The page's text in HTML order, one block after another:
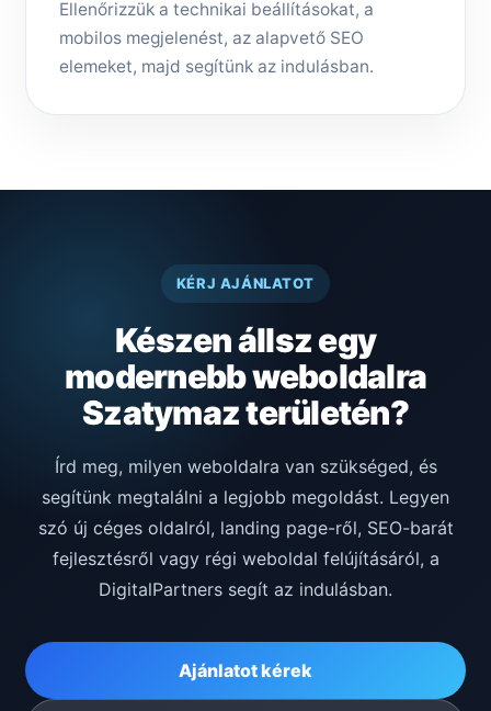
Ellenőrizzük a technikai beállításokat, a
mobilos megjelenést, az alapvető SEO
elemeket, majd segítünk az indulásban.
KÉRJ AJÁNLATOT
Készen állsz egy
modernebb weboldalra
Szatymaz területén?
Írd meg, milyen weboldalra van szükséged, és
segítünk megtalálni a legjobb megoldást. Legyen
szó új céges oldalról, landing page-ről, SEO-barát
fejlesztésről vagy régi weboldal felújításáról, a
DigitalPartners segít az indulásban.
Ajánlatot kérek